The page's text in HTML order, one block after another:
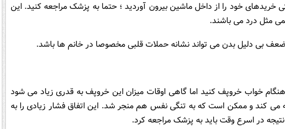
خریدهای خود را از داخل ماشین بیرون آوردید ؛ حتما به پزشک مراجعه کنید. این
مثل درد می باشند.
بی دلیل بدن می تواند نشانه حملات قلبی مخصوصا در خانم ها باشد.
خواب خروپف کنید اما گاهی اوقات میزان این خروپف به قدری زیاد می شود
می کند و ممکن است که به تنگی نفس هم منجر شد. این اتفاق فشار زیادی را به
در اسرع وقت باید به پزشک مراجعه کرد.